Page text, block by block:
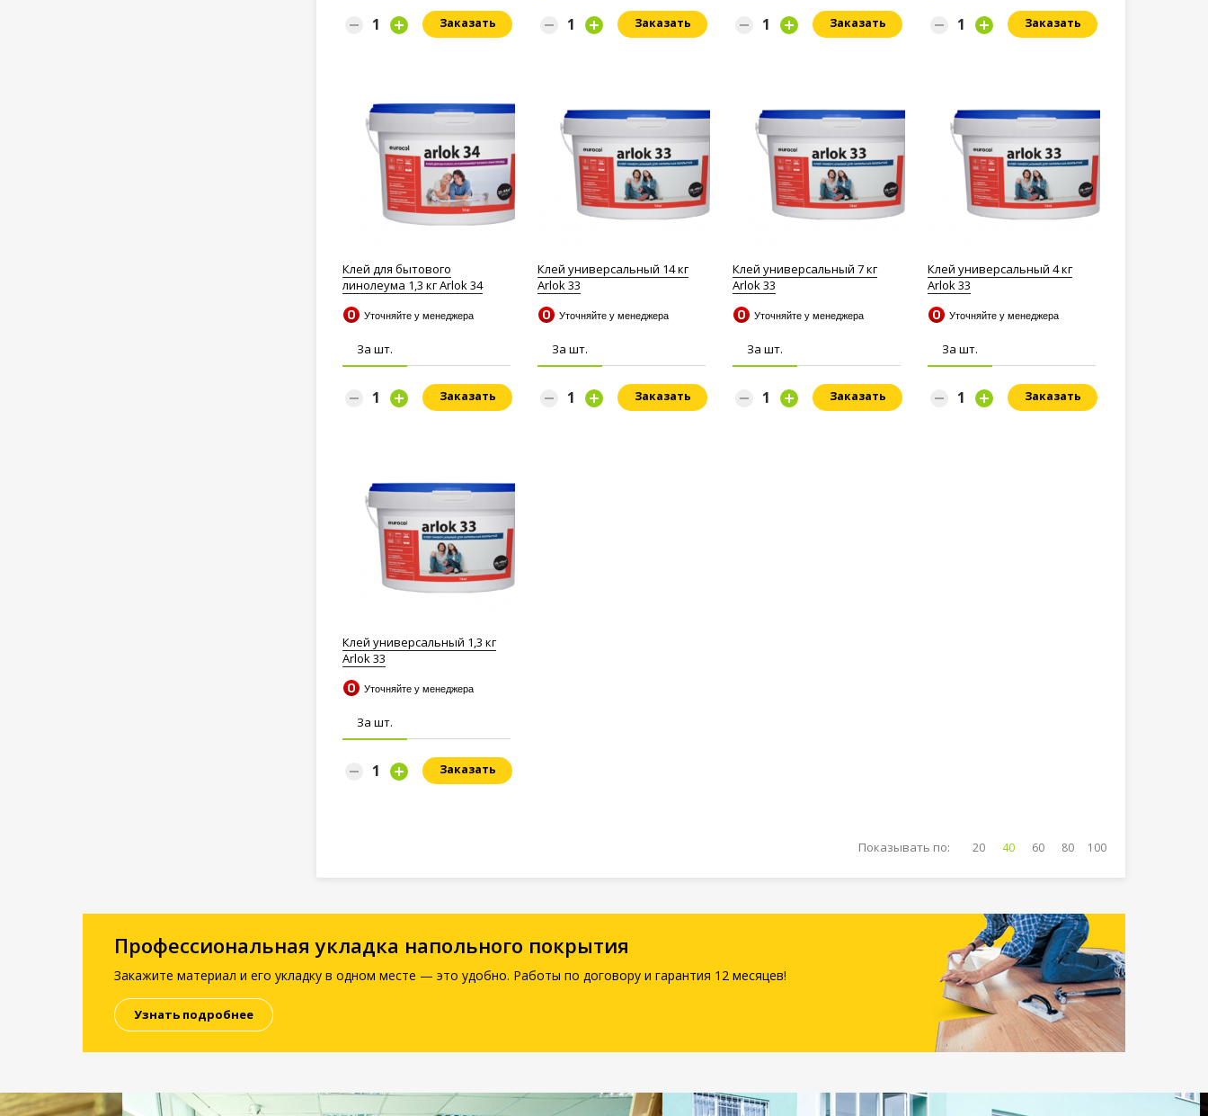
Заказать Заказать Заказать Заказать
Клей для бытового
линолеума 1,3 кг Arlok 34
Уточняйте у менеджера
За шт.
Заказать
Клей универсальный 14 кг
Arlok 33
Уточняйте у менеджера
За шт.
Заказать
Клей универсальный 7 кг
Arlok 33
Уточняйте у менеджера
За шт.
Заказать
Клей универсальный 4 кг
Arlok 33
Уточняйте у менеджера
За шт.
Заказать
Клей универсальный 1,3 кг
Arlok 33
Уточняйте у менеджера
За шт.
Заказать
Показывать по: 20 40 60 80 100
Профессиональная укладка напольного покрытия
Закажите материал и его укладку в одном месте — это удобно. Работы по договору и гарантия 12 месяцев!
Узнать подробнее